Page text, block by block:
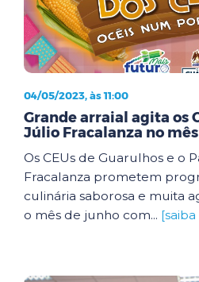
04/05/2023, às 11:00
Grande arraial agita os
Júlio Fracalanza no
Os CEUs de Guarulhos e o
Fracalanza prometem
culinária saborosa e muita
o mês de junho com... [saiba